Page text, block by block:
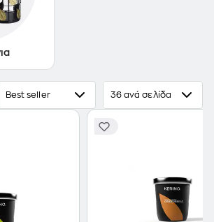
Best seller 36 ανά σελίδα